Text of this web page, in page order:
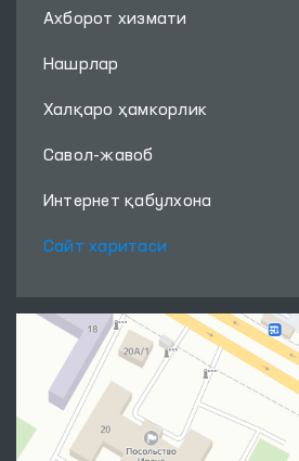
Ахборот хизмати
Нашрлар
Халқаро ҳамкорлик
Савол-жавоб
Интернет қабулхона
Сайт харитаси